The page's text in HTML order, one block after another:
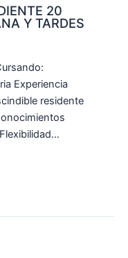
20
Y TARDES
Experiencia
residente